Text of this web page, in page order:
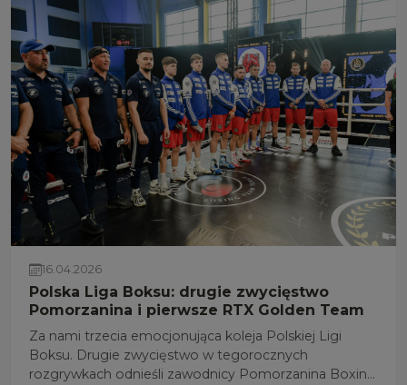
poprzednim sezonie!
16.04.2026
Polska Liga Boksu: drugie zwycięstwo
Pomorzanina i pierwsze RTX Golden Team
Za nami trzecia emocjonująca koleja Polskiej Ligi
Boksu. Drugie zwycięstwo w tegorocznych
rozgrywkach odnieśli zawodnicy Pomorzanina Boxing